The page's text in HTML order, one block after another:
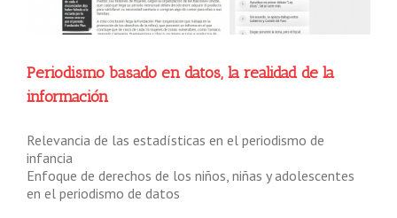
Periodismo basado en datos, la realidad de la
información
Relevancia de las estadísticas en el periodismo de
infancia
Enfoque de derechos de los niños, niñas y adolescentes
en el periodismo de datos